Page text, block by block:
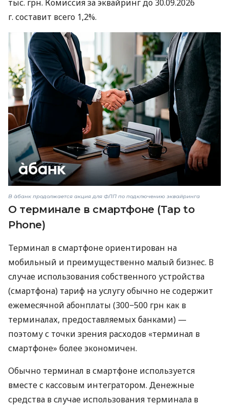
тыс. грн. Комиссия за эквайринг до 30.09.2026
г. составит всего 1,2%.
В àбанк продолжается акция для ФЛП по подключению эквайринга
О терминале в смартфоне (Tap to
Phone)
Терминал в смартфоне ориентирован на
мобильный и преимущественно малый бизнес. В
случае использования собственного устройства
(смартфона) тариф на услугу обычно не содержит
ежемесячной абонплаты (300−500 грн как в
терминалах, предоставляемых банками) —
поэтому с точки зрения расходов «терминал в
смартфоне» более экономичен.
Обычно терминал в смартфоне используется
вместе с кассовым интегратором. Денежные
средства в случае использования терминала в